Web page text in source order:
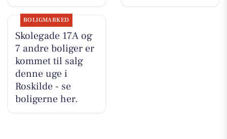
BOLIGMARKED
Skolegade 17A og
7 andre boliger er
kommet til salg
denne uge i
Roskilde - se
boligerne her.